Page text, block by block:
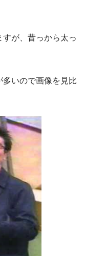
が、昔っから太っ
いので画像を見比